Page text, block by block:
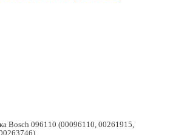
Bosch 096110 (00096110, 00261915,